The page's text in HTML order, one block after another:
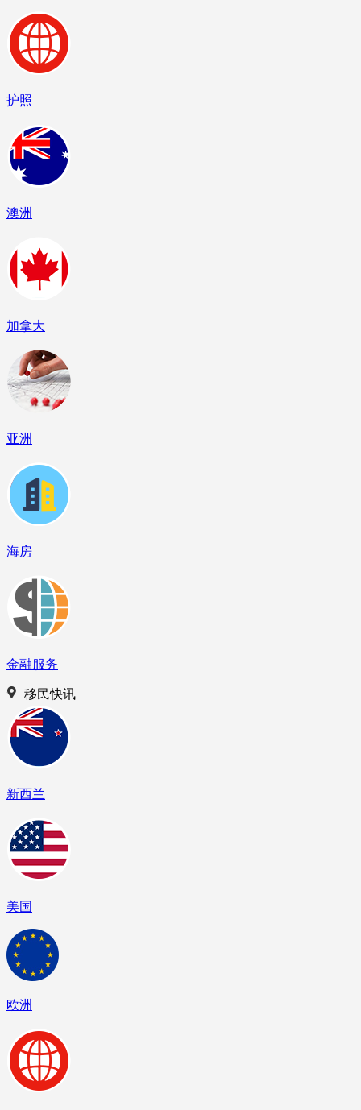
护照
澳洲
加拿大
亚洲
海房
金融服务
移民快讯
新西兰
美国
欧洲